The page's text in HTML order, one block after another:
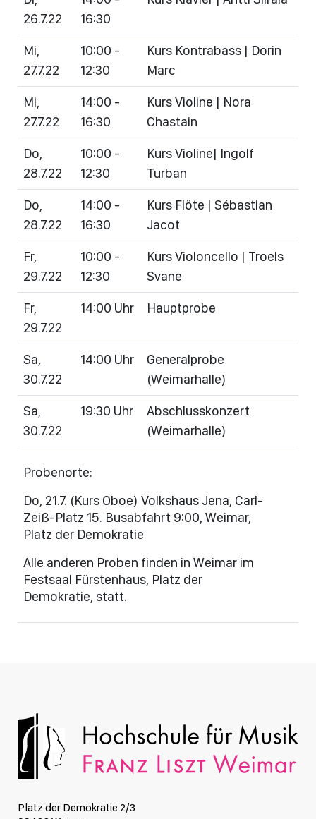
26.7.22
16:30
Mi,
27.7.22
10:00 -
12:30
Kurs Kontrabass | Dorin
Marc
Mi,
27.7.22
14:00 -
16:30
Kurs Violine | Nora
Chastain
Do,
28.7.22
10:00 -
12:30
Kurs Violine| Ingolf
Turban
Do,
28.7.22
14:00 -
16:30
Kurs Flöte | Sébastian
Jacot
Fr,
29.7.22
10:00 -
12:30
Kurs Violoncello | Troels
Svane
Fr,
29.7.22
14:00 Uhr Hauptprobe
Sa,
30.7.22
14:00 Uhr
Generalprobe
(Weimarhalle)
Sa,
30.7.22
19:30 Uhr
Abschlusskonzert
(Weimarhalle)
Probenorte:
Do, 21.7. (Kurs Oboe) Volkshaus Jena, Carl-
Zeiß-Platz 15. Busabfahrt 9:00, Weimar,
Platz der Demokratie
Alle anderen Proben finden in Weimar im
Festsaal Fürstenhaus, Platz der
Demokratie, statt.
Platz der Demokratie 2/3